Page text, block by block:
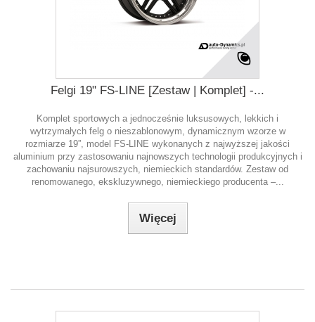
Felgi 19" FS-LINE [Zestaw | Komplet] -...
Komplet sportowych a jednocześnie luksusowych, lekkich i
wytrzymałych felg o nieszablonowym, dynamicznym wzorze w
rozmiarze 19”, model FS-LINE wykonanych z najwyższej jakości
aluminium przy zastosowaniu najnowszych technologii produkcyjnych i
zachowaniu najsurowszych, niemieckich standardów. Zestaw od
renomowanego, ekskluzywnego, niemieckiego producenta –...
Więcej